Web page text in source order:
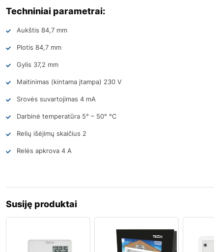
Techniniai parametrai:
Aukštis 84,7 mm
Plotis 84,7 mm
Gylis 37,2 mm
Maitinimas (kintama įtampa) 230 V
Srovės suvartojimas 4 mA
Darbinė temperatūra 5° – 50° °C
Relių išėjimų skaičius 2
Relės apkrova 4 A
Susiję produktai